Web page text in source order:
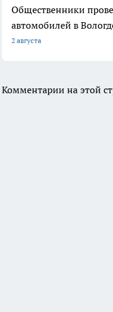
Общественники
автомобилей в
2 августа
Комментарии на этой